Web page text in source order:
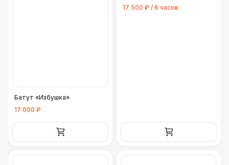
Батут «Избушка»
17 000 ₽
17 500 ₽ / 6 часов